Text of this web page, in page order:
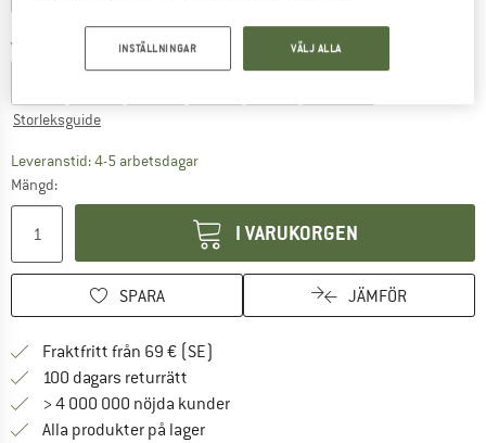
60%
Välj en storlek:
Storleksguide
Leveranstid: 4-5 arbetsdagarLänken öppnas i en inforuta och innehåller
Mängd:
I VARUKORGEN
SPARA JÄMFÖR
Fraktfritt från 69 € (SE)
100 dagars returrätt
> 4 000 000 nöjda kunder
Alla produkter på lager
INSTÄLLNINGAR VÄLJ ALLA